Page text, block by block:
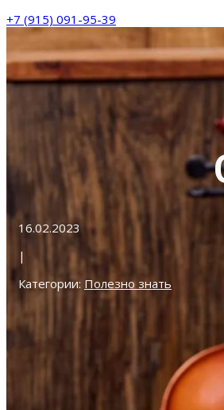
+7 (915) 091-95-39
16.02.2023
|
Категории: Полезно знать